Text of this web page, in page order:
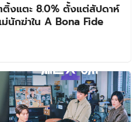
ติ้งแตะ 8.0% ตั้งแต่สัปดาห์
นักฆ่าใน A Bona Fide